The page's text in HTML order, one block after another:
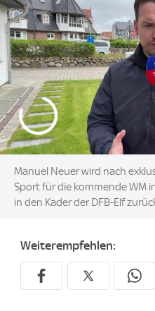
Manuel Neuer wird nach
Sport für die kommende WM
in den Kader der DFB-Elf
Weiterempfehlen: